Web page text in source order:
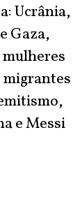
Ucrânia,
Gaza,
e Messi